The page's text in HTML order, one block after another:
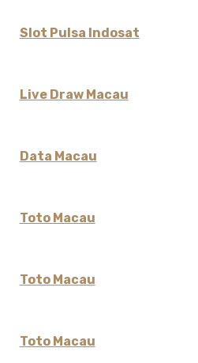
Slot Pulsa Indosat
Live Draw Macau
Data Macau
Toto Macau
Toto Macau
Toto Macau